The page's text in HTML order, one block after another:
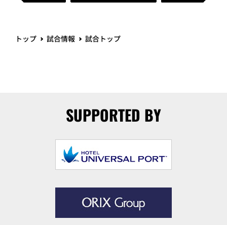
トップ 試合情報 試合トップ
SUPPORTED BY